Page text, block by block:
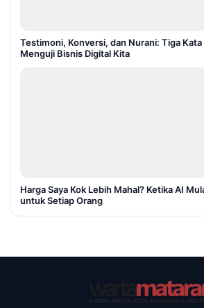
Testimoni, Konversi, dan Nurani: Tiga Kata
Menguji Bisnis Digital Kita
Harga Saya Kok Lebih Mahal? Ketika AI
untuk Setiap Orang